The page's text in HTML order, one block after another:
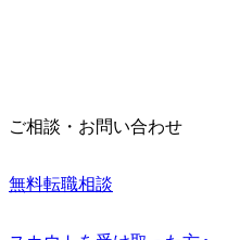
ご相談・お問い合わせ
無料転職相談